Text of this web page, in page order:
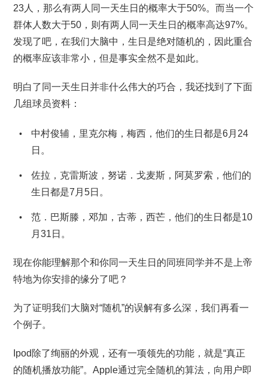
23人，那么有两人同一天生日的概率大于50%。而当一个
群体人数大于50，则有两人同一天生日的概率高达97%。
发现了吧，在我们大脑中，生日是绝对随机的，因此重合
的概率应该非常小，但是事实全然不是如此。
明白了同一天生日并非什么伟大的巧合，我还找到了下面
几组球员资料：
中村俊辅，里克尔梅，梅西，他们的生日都是6月24
日。
佐拉，克雷斯波，努诺．戈麦斯，阿莫罗索，他们的
生日都是7月5日。
范．巴斯滕，邓加，古蒂，西芒，他们的生日都是10
月31日。
现在你能理解那个和你同一天生日的同班同学并不是上帝
特地为你安排的缘分了吧？
为了证明我们大脑对“随机”的误解有多么深，我们再看一
个例子。
Ipod除了绚丽的外观，还有一项领先的功能，就是“真正
的随机播放功能”。Apple通过完全随机的算法，向用户即